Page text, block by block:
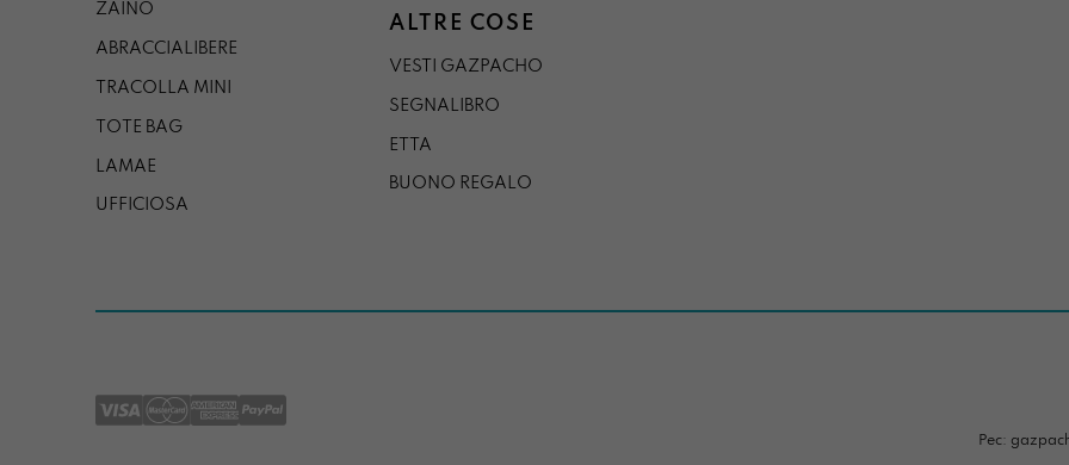
ZAINO
ABRACCIALIBERE
TRACOLLA MINI
TOTE BAG
LAMAE
UFFICIOSA
ALTRE COSE
VESTI GAZPACHO
SEGNALIBRO
ETTA
BUONO REGALO
Pec: